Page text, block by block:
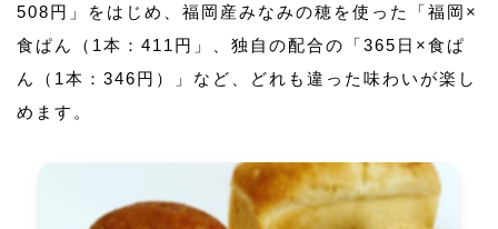
508円」をはじめ、福岡産みなみの穂を使った「福岡×
食ぱん（1本：411円」、独自の配合の「365日×食ぱ
ん（1本：346円）」など、どれも違った味わいが楽し
めます。